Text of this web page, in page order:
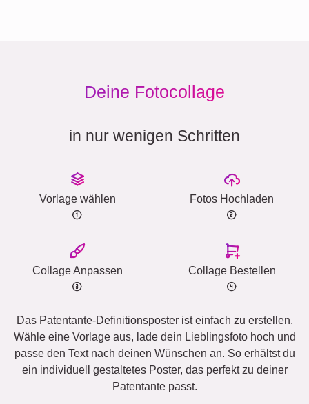
Deine Fotocollage
in nur wenigen Schritten
Vorlage wählen Fotos Hochladen
Collage Anpassen Collage Bestellen
Das Patentante-Definitionsposter ist einfach zu erstellen.
Wähle eine Vorlage aus, lade dein Lieblingsfoto hoch und
passe den Text nach deinen Wünschen an. So erhältst du
ein individuell gestaltetes Poster, das perfekt zu deiner
Patentante passt.